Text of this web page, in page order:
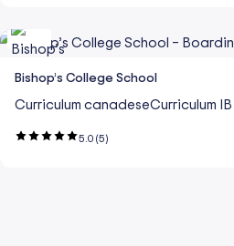
Bishop’s College School
Curriculum canadeseCurriculum IB
5.0 (5)